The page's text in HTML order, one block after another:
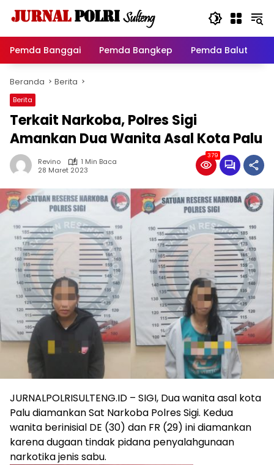
Pemda Banggai
Pemda Bangkep Pemda Balut
Beranda Berita
Berita
Terkait Narkoba, Polres Sigi
Amankan Dua Wanita Asal Kota Palu
Revino
1 Min Baca
28 Maret 2023
379
JURNALPOLRISULTENG.ID – SIGI, Dua wanita asal kota
Palu diamankan Sat Narkoba Polres Sigi. Kedua
wanita berinisial DE (30) dan FR (29) ini diamankan
karena dugaan tindak pidana penyalahgunaan
narkotika jenis sabu.